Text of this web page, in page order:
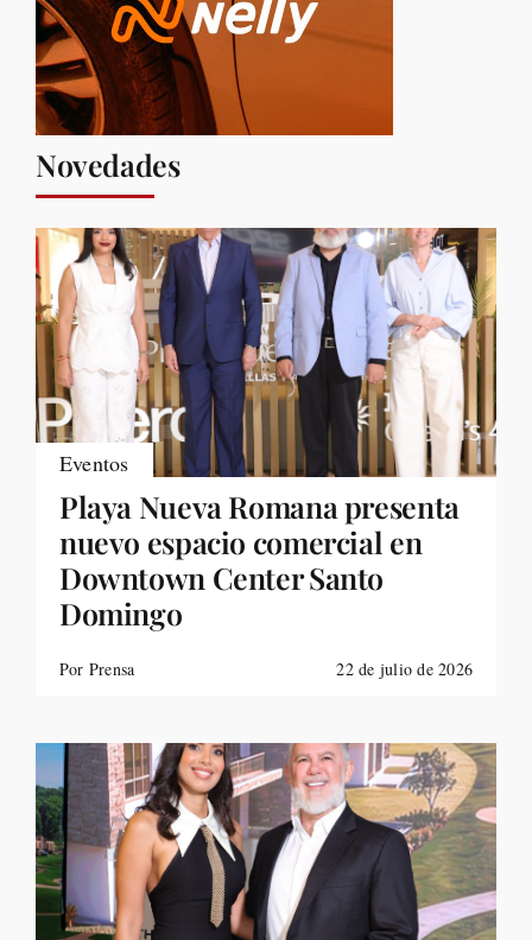
Novedades
Eventos
Playa Nueva Romana presenta
nuevo espacio comercial en
Downtown Center Santo
Domingo
Por Prensa 22 de julio de 2026